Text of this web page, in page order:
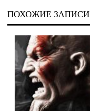
ПОХОЖИЕ ЗАПИСИ